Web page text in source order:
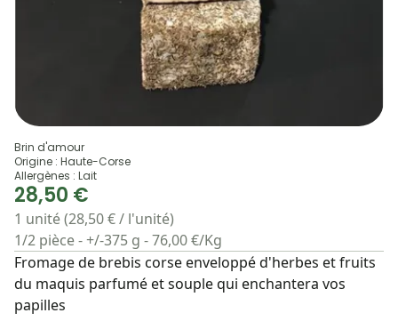
Brin d'amour
Origine : Haute-Corse
Allergènes : Lait
28,50 €
1 unité (28,50 € / l'unité)
1/2 pièce - +/-375 g - 76,00 €/Kg
Fromage de brebis corse enveloppé d'herbes et fruits
du maquis parfumé et souple qui enchantera vos
papilles